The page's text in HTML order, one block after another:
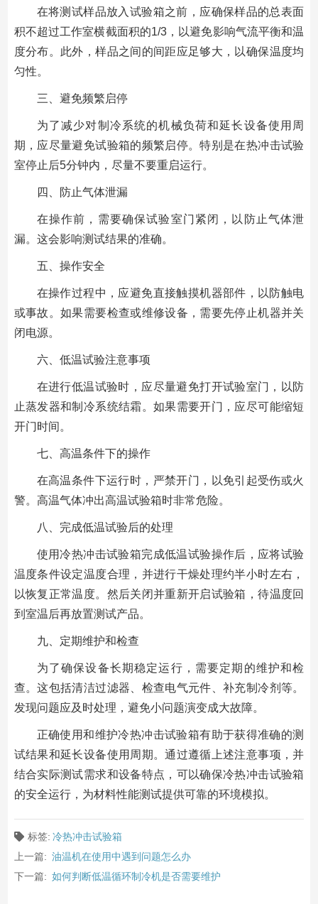
在将测试样品放入试验箱之前，应确保样品的总表面
积不超过工作室横截面积的1/3，以避免影响气流平衡和温
度分布。此外，样品之间的间距应足够大，以确保温度均
匀性。
三、避免频繁启停
为了减少对制冷系统的机械负荷和延长设备使用周
期，应尽量避免试验箱的频繁启停。特别是在热冲击试验
室停止后5分钟内，尽量不要重启运行。
四、防止气体泄漏
在操作前，需要确保试验室门紧闭，以防止气体泄
漏。这会影响测试结果的准确。
五、操作安全
在操作过程中，应避免直接触摸机器部件，以防触电
或事故。如果需要检查或维修设备，需要先停止机器并关
闭电源。
六、低温试验注意事项
在进行低温试验时，应尽量避免打开试验室门，以防
止蒸发器和制冷系统结霜。如果需要开门，应尽可能缩短
开门时间。
七、高温条件下的操作
在高温条件下运行时，严禁开门，以免引起受伤或火
警。高温气体冲出高温试验箱时非常危险。
八、完成低温试验后的处理
使用冷热冲击试验箱完成低温试验操作后，应将试验
温度条件设定温度合理，并进行干燥处理约半小时左右，
以恢复正常温度。然后关闭并重新开启试验箱，待温度回
到室温后再放置测试产品。
九、定期维护和检查
为了确保设备长期稳定运行，需要定期的维护和检
查。这包括清洁过滤器、检查电气元件、补充制冷剂等。
发现问题应及时处理，避免小问题演变成大故障。
正确使用和维护冷热冲击试验箱有助于获得准确的测
试结果和延长设备使用周期。通过遵循上述注意事项，并
结合实际测试需求和设备特点，可以确保冷热冲击试验箱
的安全运行，为材料性能测试提供可靠的环境模拟。
标签: 冷热冲击试验箱
上一篇: 油温机在使用中遇到问题怎么办
下一篇: 如何判断低温循环制冷机是否需要维护